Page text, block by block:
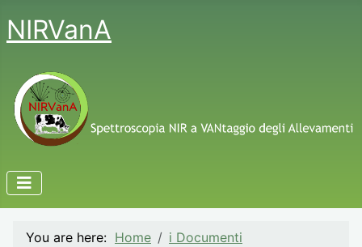
NIRVanA
You are here: Home
i Documenti